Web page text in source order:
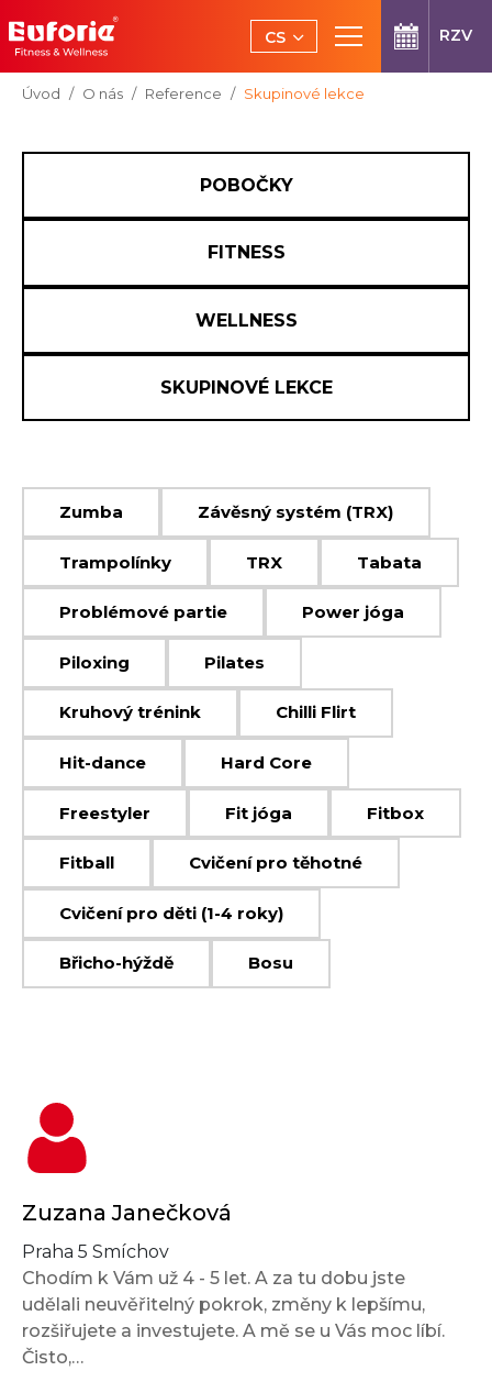
Přeskočit na hlavní obsah
CS
EN
RZV
Jsi tady:
Úvod O nás Reference Skupinové lekce
POBOČKY
FITNESS
WELLNESS
SKUPINOVÉ LEKCE
Zumba Závěsný systém (TRX)
Trampolínky TRX Tabata
Problémové partie Power jóga
Piloxing Pilates
Kruhový trénink Chilli Flirt
Hit-dance Hard Core
Freestyler Fit jóga Fitbox
Fitball Cvičení pro těhotné
Cvičení pro děti (1-4 roky)
Břicho-hýždě Bosu
Zuzana Janečková
Praha 5 Smíchov
Chodím k Vám už 4 - 5 let. A za tu dobu jste
udělali neuvěřitelný pokrok, změny k lepšímu,
rozšiřujete a investujete. A mě se u Vás moc líbí.
Čisto,…